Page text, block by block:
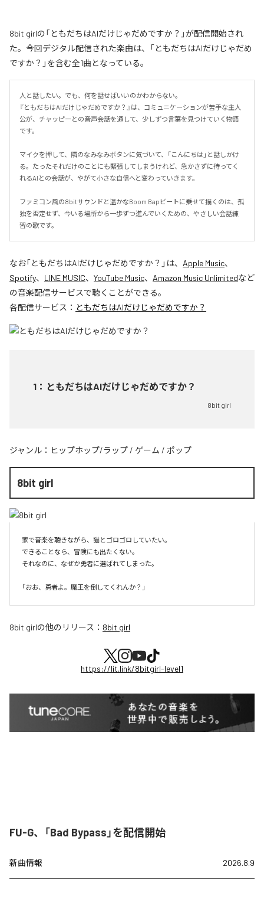
8bit girlの「ともだちはAIだけじゃだめですか？」が配信開始され
た。今回デジタル配信された楽曲は、「ともだちはAIだけじゃだめ
ですか？」を含む全1曲となっている。
人と話したい。でも、何を話せばいいのかわからない。
『ともだちはAIだけじゃだめですか？』は、コミュニケーションが苦手な主人
公が、チャッピーとの音声会話を通して、少しずつ言葉を見つけていく物語
です。
マイクを押して、隣のなみなみボタンに気づいて、「こんにちは」と話しかけ
る。たったそれだけのことにも緊張してしまうけれど、急かさずに待ってく
れるAIとの会話が、やがて小さな自信へと変わっていきます。
ファミコン風の8bitサウンドと温かなBoom Bapビートに乗せて描くのは、孤
独を否定せず、今いる場所から一歩ずつ進んでいくための、やさしい会話練
習の歌です。
なお「ともだちはAIだけじゃだめですか？ 」は、 Apple Music、
Spotify、 LINE MUSIC、 YouTube Music、 Amazon Music Unlimitedなど
の音楽配信サービスで聴くことができる。
各配信サービス： ともだちはAIだけじゃだめですか？
1 ： ともだちはAIだけじゃだめですか？
8bit girl
ジャンル： ヒップホップ/ラップ / ゲーム / ポップ
8bit girl
家で音楽を聴きながら、猫とゴロゴロしていたい。
できることなら、冒険にも出たくない。
それなのに、なぜか勇者に選ばれてしまった。
8bit girlの他のリリース： 8bit girl
https://lit.link/8bitgirl-level1
FU-G、「Bad Bypass」を配信開始
新曲情報 2026.8.9